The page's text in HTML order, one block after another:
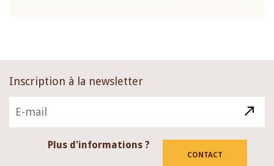
Inscription à la newsletter
Plus d'informations ?
CONTACT